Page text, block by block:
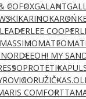
COFOXGALANT
KARINOKAROŃ
LEADERLEE COOPER
MASSIMOMATEO
NORDEEOH! MY
PROTETIKA
ROVIGORUŽIČKA
COMFORT